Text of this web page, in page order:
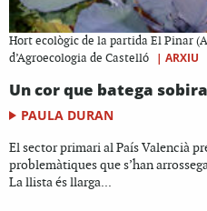
Hort ecològic de la partida El Pinar
d’Agroecologia de Castelló
| ARXIU
Un cor que batega
PAULA DURAN
El sector primari al País Valencià
problemàtiques que s’han
La llista és llarga...